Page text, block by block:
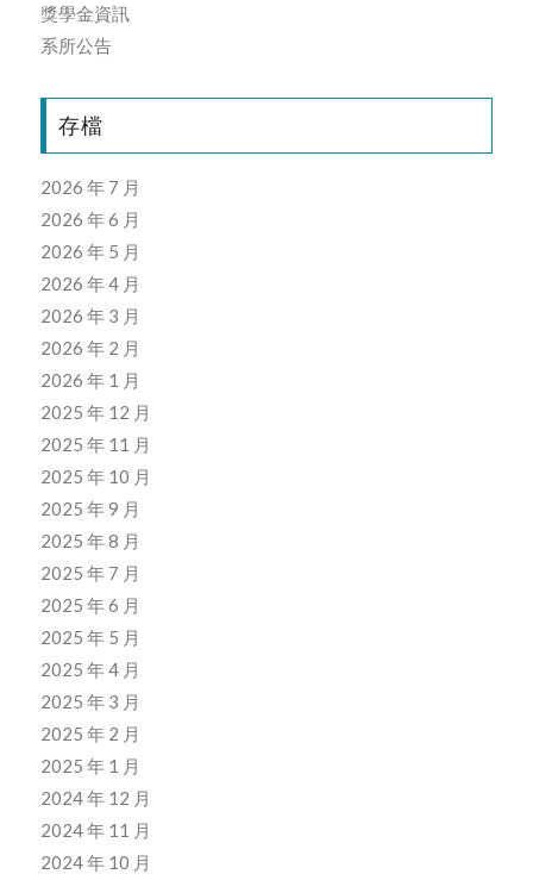
獎學金資訊
系所公告
存檔
2026 年 7 月
2026 年 6 月
2026 年 5 月
2026 年 4 月
2026 年 3 月
2026 年 2 月
2026 年 1 月
2025 年 12 月
2025 年 11 月
2025 年 10 月
2025 年 9 月
2025 年 8 月
2025 年 7 月
2025 年 6 月
2025 年 5 月
2025 年 4 月
2025 年 3 月
2025 年 2 月
2025 年 1 月
2024 年 12 月
2024 年 11 月
2024 年 10 月